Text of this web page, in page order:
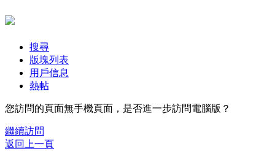
搜尋
版塊列表
用戶信息
熱帖
您訪問的頁面無手機頁面，是否進一步訪問電腦版？
繼續訪問
返回上一頁